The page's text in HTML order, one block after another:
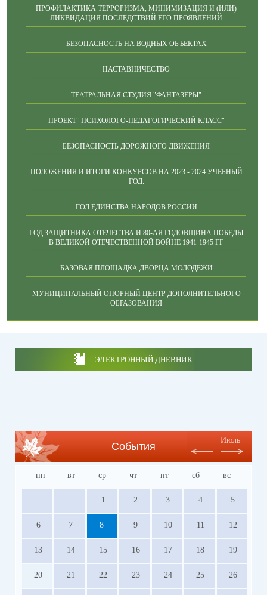
ПРОФИЛАКТИКА ТЕРРОРИЗМА, МИНИМИЗАЦИЯ И (ИЛИ)
ЛИКВИДАЦИЯ ПОСЛЕДСТВИЙ ЕГО ПРОЯВЛЕНИЙ
БЕЗОПАСНОСТЬ НА ВОДНЫХ ОБЪЕКТАХ
НАСТАВНИЧЕСТВО
ТЕАТРАЛЬНАЯ СТУДИЯ "ФАНТАЗЁРЫ"
ПРОЕКТ "ПСИХОЛОГО-ПЕДАГОГИЧЕСКИЙ КЛАСС"
БЕЗОПАСНОСТЬ ДОРОЖНОГО ДВИЖЕНИЯ
ПОЛОЖЕНИЯ И ИТОГИ КОНКУРСОВ НА 2023 - 2024 УЧЕБНЫЙ
ГОД.
ГОД ЕДИНСТВА НАРОДОВ РОССИИ
ГОД ЗАЩИТНИКА ОТЕЧЕСТВА И 80-АЯ ГОДОВЩИНА ПОБЕДЫ
В ВЕЛИКОЙ ОТЕЧЕСТВЕННОЙ ВОЙНЕ 1941-1945 ГГ
БАЗОВАЯ ПЛОЩАДКА ДВОРЦА МОЛОДЁЖИ
МУНИЦИПАЛЬНЫЙ ОПОРНЫЙ ЦЕНТР ДОПОЛНИТЕЛЬНОГО
ОБРАЗОВАНИЯ
ЭЛЕКТРОННЫЙ ДНЕВНИК
События
Июль
пн вт ср чт пт сб вс
1 2 3 4 5
6 7 8 9 10 11 12
13 14 15 16 17 18 19
20 21 22 23 24 25 26